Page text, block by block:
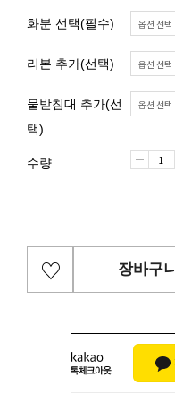
화분 선택(필수)
리본 추가(선택)
물받침대 추가(선
택)
수량
장바구니